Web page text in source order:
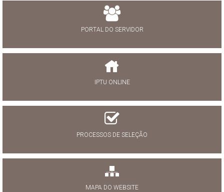
PORTAL DO SERVIDOR
IPTU ONLINE
PROCESSOS DE SELEÇÃO
MAPA DO WEBSITE